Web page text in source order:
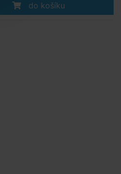
do košíku